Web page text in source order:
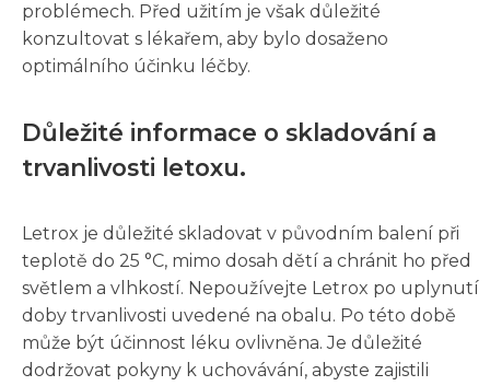
problémech. Před užitím je však důležité
konzultovat s lékařem, aby bylo dosaženo
optimálního účinku léčby.
Důležité informace o skladování a
trvanlivosti letoxu.
Letrox je důležité skladovat v původním balení při
teplotě do 25 °C, mimo dosah dětí a chránit ho před
světlem a vlhkostí. Nepoužívejte Letrox po uplynutí
doby trvanlivosti uvedené na obalu. Po této době
může být účinnost léku ovlivněna. Je důležité
dodržovat pokyny k uchovávání, abyste zajistili